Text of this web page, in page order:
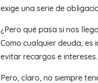
exige una serie de
¿Pero qué pasa si nos
Como cualquier deuda, es
evitar recargos e intereses.
Pero, claro, no siempre